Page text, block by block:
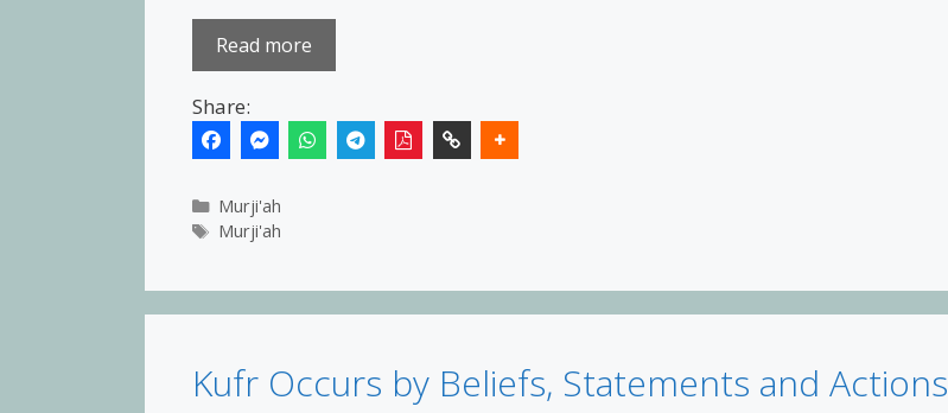
Read more
Share:
Categories
Murji'ah
Tags
Murji'ah
Kufr Occurs by Beliefs, Statements and Actions